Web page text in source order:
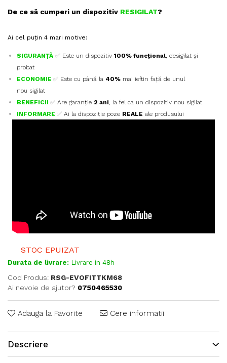
De ce să cumperi un dispozitiv RESIGILAT?
Ai cel puțin 4 mari motive:
SIGURANȚĂ ✅ Este un dispozitiv 100% funcțional, desigilat și
probat
ECONOMIE ✅ Este cu până la 40% mai ieftin față de unul
nou sigilat
BENEFICII ✅ Are garanție 2 ani, la fel ca un dispozitiv nou sigilat
INFORMARE ✅ Ai la dispoziție poze REALE ale produsului
STOC EPUIZAT
Durata de livrare: Livrare in 48h
Cod Produs: RSG-EVOFITTKM68
Ai nevoie de ajutor? 0750465530
Adauga la Favorite Cere informatii
Descriere